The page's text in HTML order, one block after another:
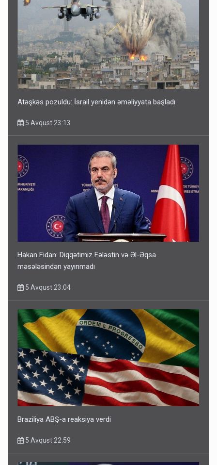
Atəşkəs pozuldu: İsrail yenidən əməliyyata başladı
5 Avqust 23:13
Hakan Fidan: Diqqətimiz Fələstin və Əl-Əqsa
məsələsindən yayınmadı
5 Avqust 23:04
Braziliya ABŞ-a reaksiya verdi
5 Avqust 22:59